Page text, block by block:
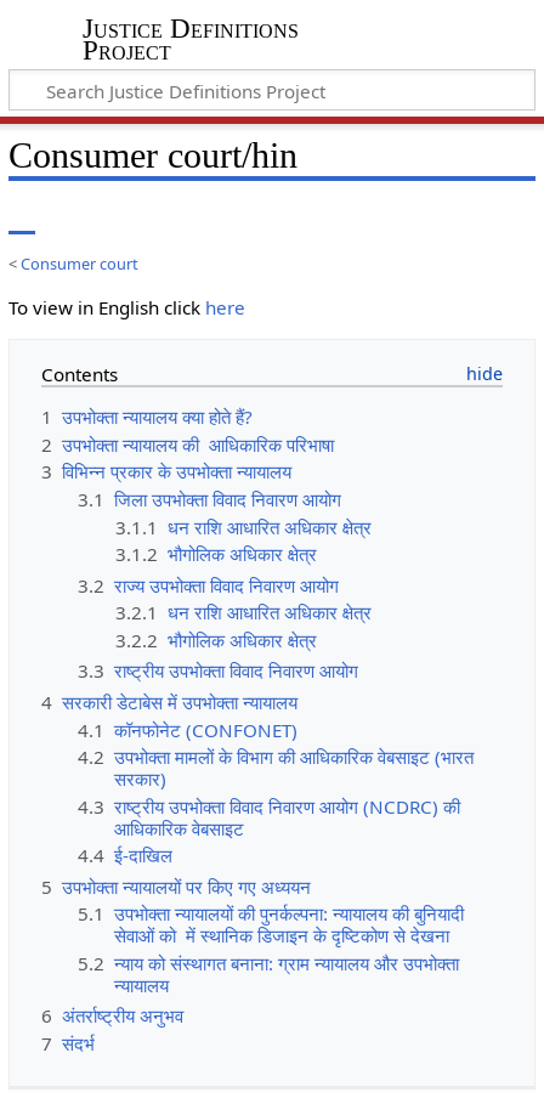
Justice Definitions
Project
Consumer court/hin
<Consumer court
To view in English click here
Contents
1 उपभोक्ता न्यायालय क्या होते हैं?
2 उपभोक्ता न्यायालय की आधिकारिक परिभाषा
3 विभिन्न प्रकार के उपभोक्ता न्यायालय
3.1 जिला उपभोक्ता विवाद निवारण आयोग
3.1.1 धन राशि आधारित अधिकार क्षेत्र
3.1.2 भौगोलिक अधिकार क्षेत्र
3.2 राज्य उपभोक्ता विवाद निवारण आयोग
3.2.1 धन राशि आधारित अधिकार क्षेत्र
3.2.2 भौगोलिक अधिकार क्षेत्र
3.3 राष्ट्रीय उपभोक्ता विवाद निवारण आयोग
4 सरकारी डेटाबेस में उपभोक्ता न्यायालय
4.1 कॉनफोनेट (CONFONET)
4.2 उपभोक्ता मामलों के विभाग की आधिकारिक वेबसाइट (भारत
सरकार)
4.3 राष्ट्रीय उपभोक्ता विवाद निवारण आयोग (NCDRC) की
आधिकारिक वेबसाइट
4.4 ई-दाखिल
5 उपभोक्ता न्यायालयों पर किए गए अध्ययन
5.1 उपभोक्ता न्यायालयों की पुनर्कल्पना: न्यायालय की बुनियादी
सेवाओं को में स्थानिक डिजाइन के दृष्टिकोण से देखना
5.2 न्याय को संस्थागत बनाना: ग्राम न्यायालय और उपभोक्ता
न्यायालय
6 अंतर्राष्ट्रीय अनुभव
7 संदर्भ